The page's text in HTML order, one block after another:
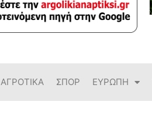
ΑΓΡΟΤΙΚΑ ΣΠΟΡ ΕΥΡΩΠΗ